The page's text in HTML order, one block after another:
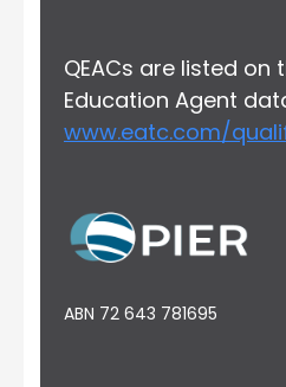
QEACs are listed on
Education Agent
www.eatc.com/
ABN 72 643 781695